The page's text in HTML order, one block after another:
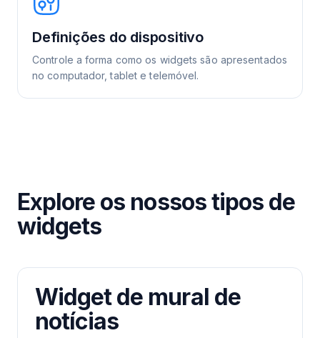
Definições do dispositivo
Controle a forma como os widgets são apresentados
no computador, tablet e telemóvel.
Explore os nossos tipos de
widgets
Widget de mural de
notícias